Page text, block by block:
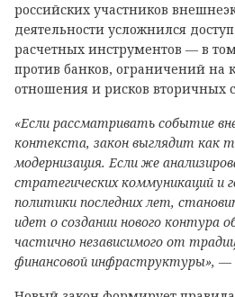
российских участников
деятельности усложнился
расчетных инструментов — в
против банков, ограничений на
отношения и рисков вторичных
«Если рассматривать событие
контекста, закон выглядит как
модернизация. Если же
стратегических коммуникаций и
политики последних лет,
идет о создании нового контура
частично независимого от
финансовой инфраструктуры»,